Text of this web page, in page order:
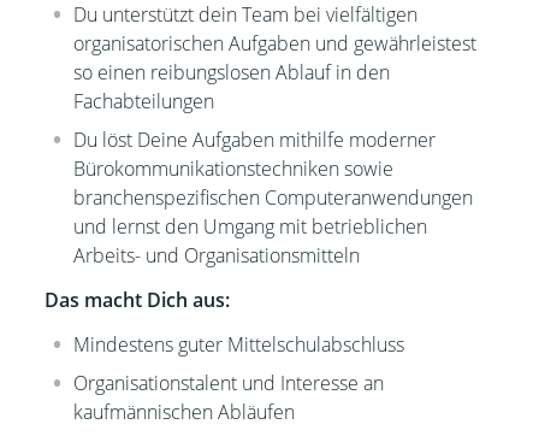
Du unterstützt dein Team bei vielfältigen
organisatorischen Aufgaben und gewährleistest
so einen reibungslosen Ablauf in den
Fachabteilungen
Du löst Deine Aufgaben mithilfe moderner
Bürokommunikationstechniken sowie
branchenspezifischen Computeranwendungen
und lernst den Umgang mit betrieblichen
Arbeits- und Organisationsmitteln
Das macht Dich aus:
Mindestens guter Mittelschulabschluss
Organisationstalent und Interesse an
kaufmännischen Abläufen